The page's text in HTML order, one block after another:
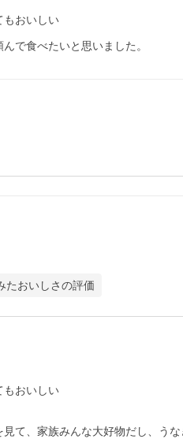
もおいしい
で食べたいと思いました。
たおいしさの評価
もおいしい
て、家族みんな大好物だし、う